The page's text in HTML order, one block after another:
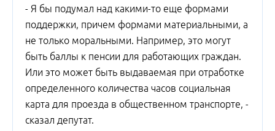
- Я бы подумал над какими-то еще формами
поддержки, причем формами материальными, а
не только моральными. Например, это могут
быть баллы к пенсии для работающих граждан.
Или это может быть выдаваемая при отработке
определенного количества часов социальная
карта для проезда в общественном транспорте, -
сказал депутат.